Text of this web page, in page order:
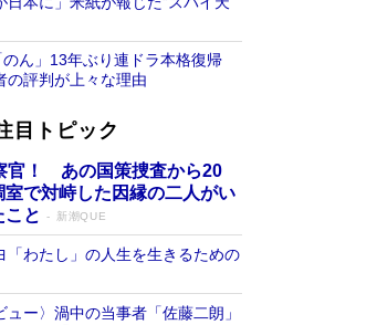
のん」13年ぶり連ドラ本格復帰
の評判が上々な理由
目トピック
官！ あの国策捜査から20
室で対峙した因縁の二人がい
こと
新潮QUE
「わたし」の人生を生きるための
ュー〉渦中の当事者「佐藤二朗」